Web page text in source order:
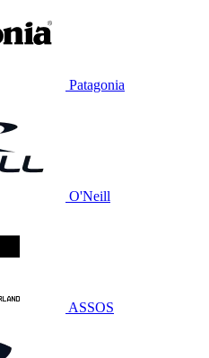
Patagonia
O'Neill
ASSOS